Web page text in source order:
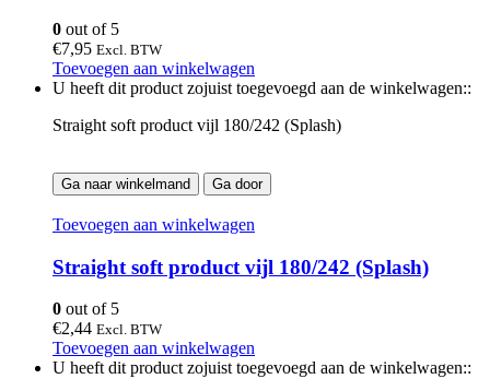
0 out of 5
€7,95 Excl. BTW
Toevoegen aan winkelwagen
U heeft dit product zojuist toegevoegd aan de winkelwagen::
Straight soft product vijl 180/242 (Splash)
Ga naar winkelmand Ga door
Toevoegen aan winkelwagen
Straight soft product vijl 180/242 (Splash)
0 out of 5
€2,44 Excl. BTW
Toevoegen aan winkelwagen
U heeft dit product zojuist toegevoegd aan de winkelwagen::